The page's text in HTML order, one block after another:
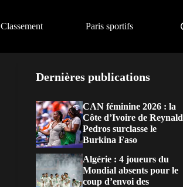
Classement Paris sportifs
Dernières publications
CAN féminine 2026 : la
Côte d’Ivoire de Reynald
Pedros surclasse le
Burkina Faso
Algérie : 4 joueurs du
Mondial absents pour le
coup d’envoi des